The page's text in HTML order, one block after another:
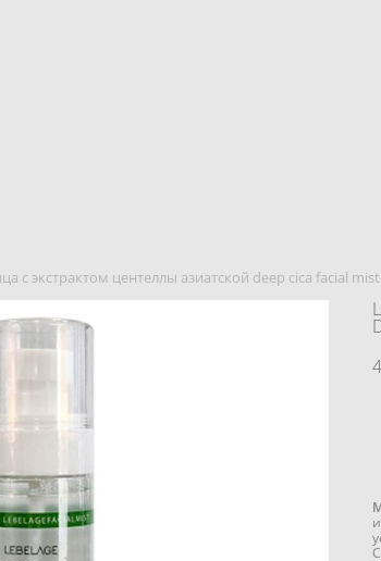
с экстрактом центеллы азиатской deep cica facial